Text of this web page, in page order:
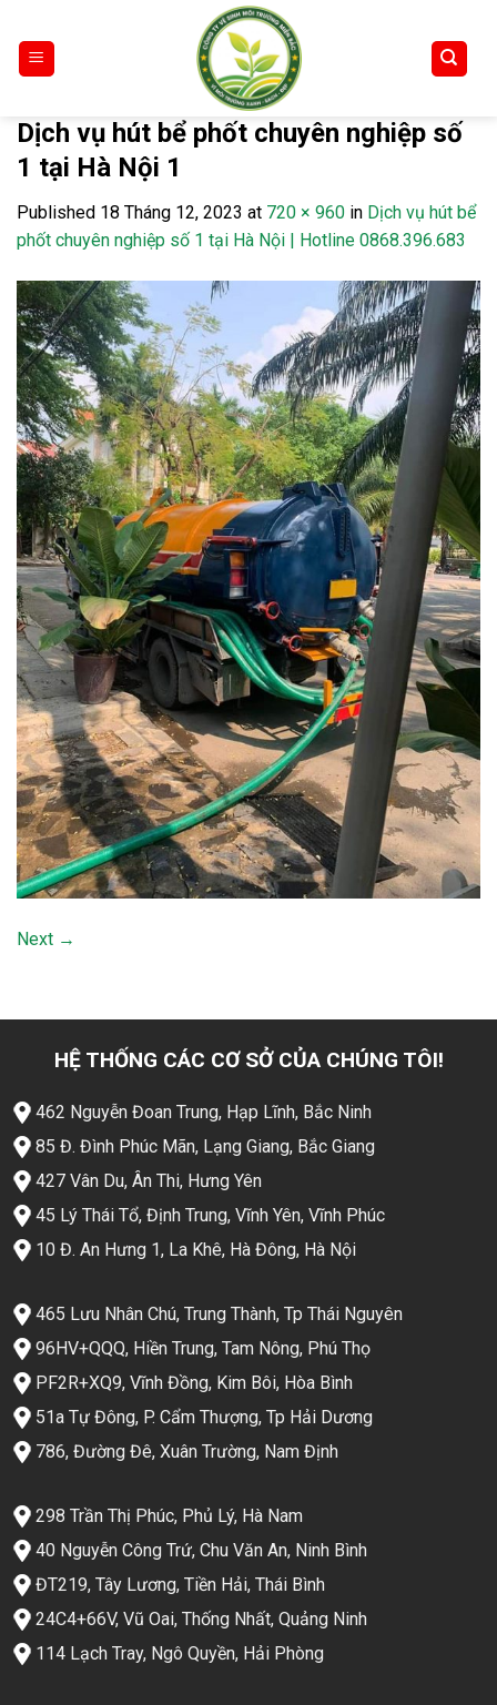
content
Dịch vụ hút bể phốt chuyên nghiệp số
1 tại Hà Nội 1
Published 18 Tháng 12, 2023 at 720 × 960 in Dịch vụ hút bể
phốt chuyên nghiệp số 1 tại Hà Nội | Hotline 0868.396.683
Next →
HỆ THỐNG CÁC CƠ SỞ CỦA CHÚNG TÔI!
462 Nguyễn Đoan Trung, Hạp Lĩnh, Bắc Ninh
85 Đ. Đình Phúc Mãn, Lạng Giang, Bắc Giang
427 Vân Du, Ân Thi, Hưng Yên
45 Lý Thái Tổ, Định Trung, Vĩnh Yên, Vĩnh Phúc
10 Đ. An Hưng 1, La Khê, Hà Đông, Hà Nội
465 Lưu Nhân Chú, Trung Thành, Tp Thái Nguyên
96HV+QQQ, Hiền Trung, Tam Nông, Phú Thọ
PF2R+XQ9, Vĩnh Đồng, Kim Bôi, Hòa Bình
51a Tự Đông, P. Cẩm Thượng, Tp Hải Dương
786, Đường Đê, Xuân Trường, Nam Định
298 Trần Thị Phúc, Phủ Lý, Hà Nam
40 Nguyễn Công Trứ, Chu Văn An, Ninh Bình
ĐT219, Tây Lương, Tiền Hải, Thái Bình
24C4+66V, Vũ Oai, Thống Nhất, Quảng Ninh
114 Lạch Tray, Ngô Quyền, Hải Phòng